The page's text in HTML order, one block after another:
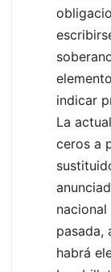
indicar
La
ceros a
pasada,
habrá